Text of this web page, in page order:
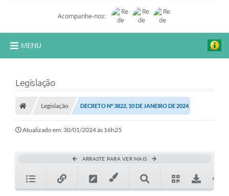
Acompanhe-nos:
MENU
A Prefeitura
Município
Turismo
Transparência
1DOC
Legislação
Legislação DECRETO Nº 3822, 10 DE JANEIRO DE 2024
Atualizado em: 30/01/2024 às 16h25
ARRASTE PARA VER MAIS